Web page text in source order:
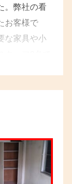
。弊社の看
お客様で
な家具や小
ッフ2名で